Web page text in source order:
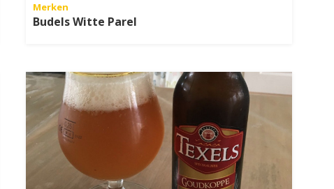
Merken
Budels Witte Parel